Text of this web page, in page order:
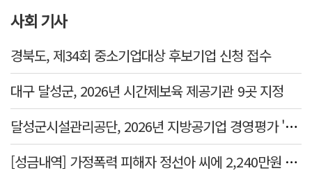
사회 기사
경북도, 제34회 중소기업대상 후보기업 신청 접수
대구 달성군, 2026년 시간제보육 제공기관 9곳 지정
달성군시설관리공단, 2026년 지방공기업 경영평가 '가등급' 최우수 달성
[성금내역] 가정폭력 피해자 정선아 씨에 2,240만원 전달